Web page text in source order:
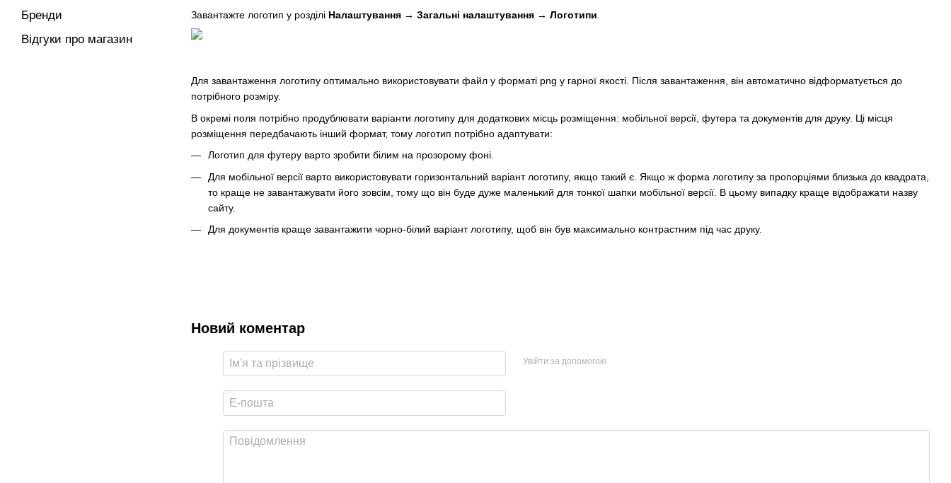
Завантажте логотип у розділі Налаштування → Загальні налаштування → Логотипи
Для завантаження логотипу оптимально використовувати файл у форматі png у гарної якості. Після завантаження, він автоматично відформатується до
потрібного розміру.
В окремі поля потрібно продублювати варіанти логотипу для додаткових місць розміщення: мобільної версії, футера та документів для друку. Ці місця
розміщення передбачають інший формат, тому логотип потрібно адаптувати:
Логотип для футеру варто зробити білим на прозорому фоні.
Для мобільної версії варто використовувати горизонтальний варіант логотипу, якщо такий є. Якщо ж форма логотипу за пропорціями близька до квадрата,
то краще не завантажувати його зовсім, тому що він буде дуже маленький для тонкої шапки мобільної версії. В цьому випадку краще відображати назву
сайту.
Для документів краще завантажити чорно-білий варіант логотипу, щоб він був максимально контрастним під час друку.
Новий коментар
Увійти за допомогою
Бренди
Відгуки про магазин